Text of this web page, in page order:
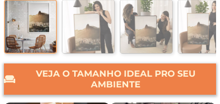
VEJA O TAMANHO IDEAL PRO SEU
AMBIENTE